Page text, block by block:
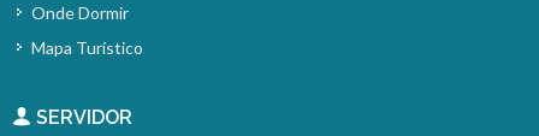
Onde Dormir
Mapa Turístico
SERVIDOR